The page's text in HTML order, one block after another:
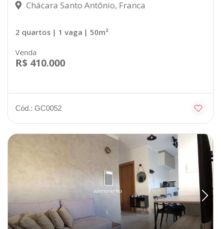
Chácara Santo Antônio, Franca
2 quartos | 1 vaga | 50m²
Venda
R$ 410.000
Cód.: GC0052